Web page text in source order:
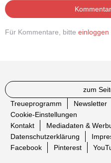
Für Kommentare, bitte einloggen
zum
Treueprogramm
Newsletter
Cookie-Einstellungen
Kontakt
Mediadaten &
Datenschutzerklärung
Facebook
Pinterest